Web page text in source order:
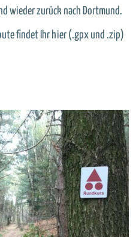
wieder zurück nach Dortmund.
findet Ihr hier (.gpx und .zip)